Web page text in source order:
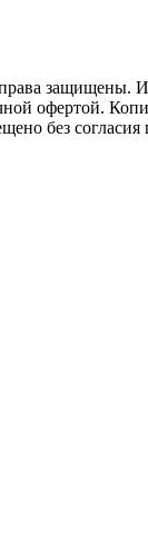
защищены.
офертой.
без согласия